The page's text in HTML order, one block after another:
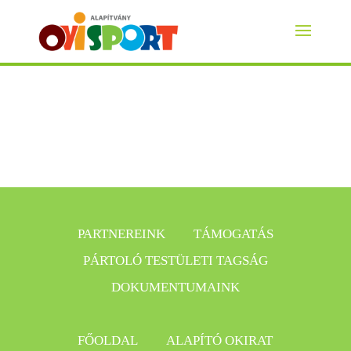
Az alapítványról
PARTNEREINK
TÁMOGATÁS
PÁRTOLÓ TESTÜLETI TAGSÁG
DOKUMENTUMAINK
FŐOLDAL
ALAPÍTÓ OKIRAT